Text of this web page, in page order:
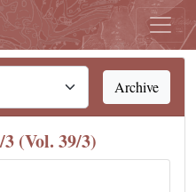
Archive
(Vol. 39/3)